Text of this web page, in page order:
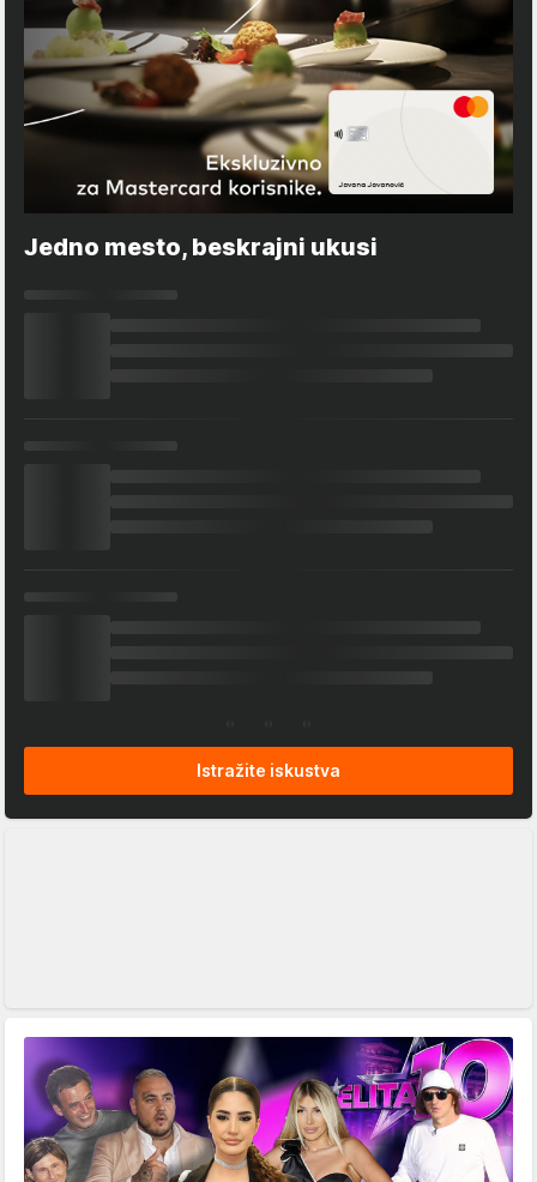
Jedno mesto, beskrajni ukusi
Istražite iskustva